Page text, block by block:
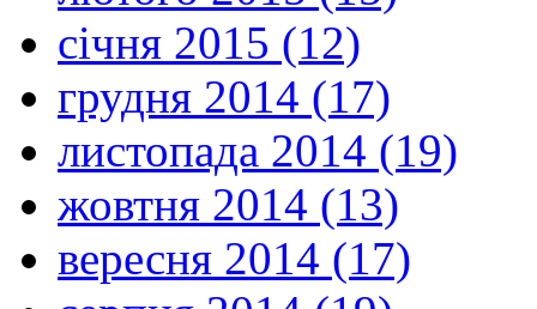
січня 2015 (12)
грудня 2014 (17)
листопада 2014 (19)
жовтня 2014 (13)
вересня 2014 (17)